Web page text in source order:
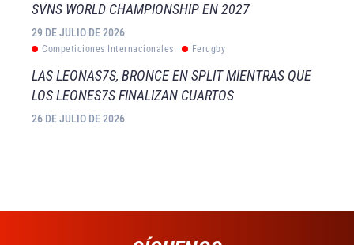
SVNS WORLD CHAMPIONSHIP EN 2027
29 DE JULIO DE 2026
Competiciones Internacionales Ferugby
LAS LEONAS7S, BRONCE EN SPLIT MIENTRAS QUE
LOS LEONES7S FINALIZAN CUARTOS
26 DE JULIO DE 2026